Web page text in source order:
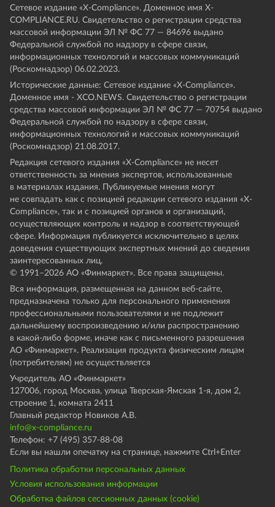
Сетевое издание «Х-Compliance». Доменное имя X-
COMPLIANCE.RU. Свидетельство о регистрации средства
массовой информации ЭЛ № ФС 77 — 84696 выдано
Федеральной службой по надзору в сфере связи,
информационных технологий и массовых коммуникаций
(Роскомнадзор) 06.02.2023.
Исторические данные: Сетевое издание «Х-Compliance».
Доменное имя - XCO.NEWS. Свидетельство о регистрации
средства массовой информации ЭЛ № ФС 77 — 70754 выдано
Федеральной службой по надзору в сфере связи,
информационных технологий и массовых коммуникаций
(Роскомнадзор) 21.08.2017.
Редакция сетевого издания «X-Compliance» не несет
ответственность за мнения экспертов, использованные
в материалах издания. Публикуемые мнения могут
не совпадать как с позицией редакции сетевого издания «X-
Compliance», так и с позицией органов и организаций,
осуществляющих контроль и надзор в соответствующей
сфере. Информация публикуется исключительно в целях
доведения существующих экспертных мнений до сведения
заинтересованных лиц.
© 1991–2026 АО «Финмаркет». Все права защищены.
Вся информация, размещенная на данном веб-сайте,
предназначена только для персонального применения
профессиональными пользователями и не подлежит
дальнейшему воспроизведению и/или распространению
в какой-либо форме, иначе как с письменного разрешения
АО «Финмаркет». Реализация продукта физическим лицам
(потребителям) не осуществляется
Учредитель АО «Финмаркет»
127006, город Москва, улица Тверская-Ямская 1-я, дом 2,
строение 1, комната 2411
Главный редактор Новиков А.В.
info@x-compliance.ru
Телефон: +7 (495) 357-88-08
Если вы нашли опечатку на странице, нажмите Ctrl+Enter
Политика обработки персональных данных
Условия использования информации
Обработка файлов сессионных данных (cookie)